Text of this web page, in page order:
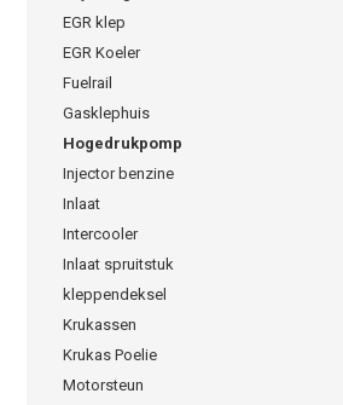
EGR klep
EGR Koeler
Fuelrail
Gasklephuis
Hogedrukpomp
Injector benzine
Inlaat
Intercooler
Inlaat spruitstuk
kleppendeksel
Krukassen
Krukas Poelie
Motorsteun